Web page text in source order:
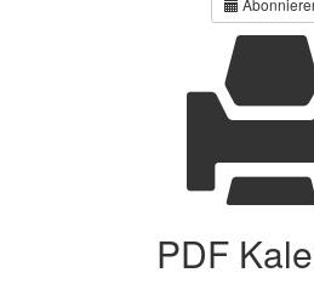
PDF